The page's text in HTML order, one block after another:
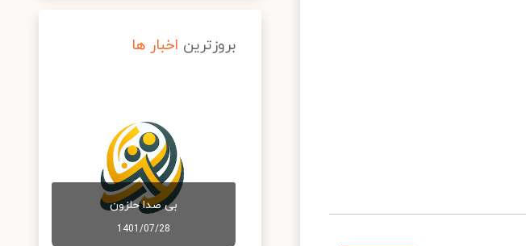
بروزترین اخبار ها
بی صدا حلزون
1401/07/28